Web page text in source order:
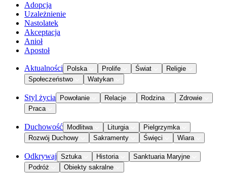
Adopcja
Uzależnienie
Nastolatek
Akceptacja
Anioł
Apostoł
Aktualności Polska Prolife Świat
Religie
Społeczeństwo
Watykan
Styl życia Powołanie Relacje Rodzina
Zdrowie
Praca
Duchowość Modlitwa Liturgia
Pielgrzymka
Rozwój Duchowy
Sakramenty Święci Wiara
Odkrywaj Sztuka Historia
Sanktuaria Maryjne
Podróż
Obiekty sakralne